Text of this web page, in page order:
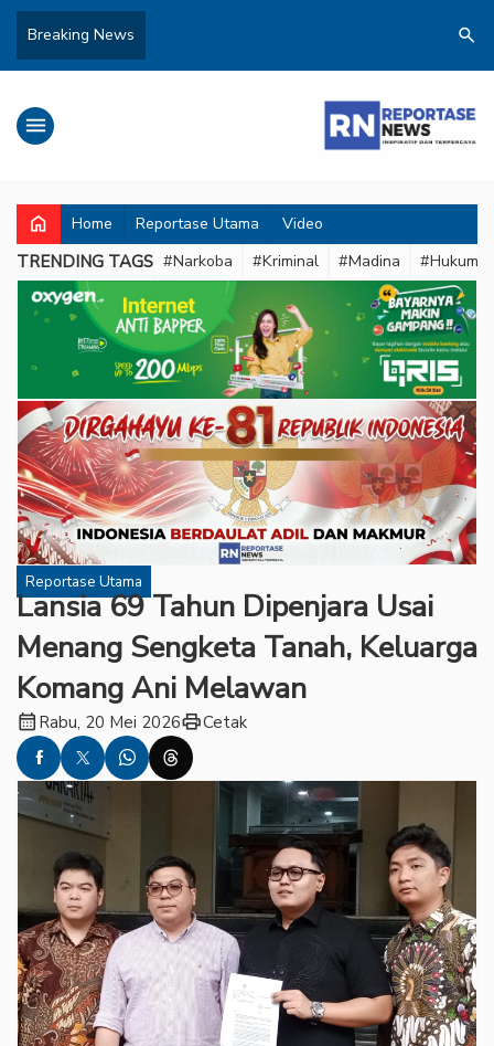
Breaking News search
menu
home Home Reportase Utama Video
TRENDING TAGS #Narkoba #Kriminal #Madina #Hukum
Reportase Utama
Lansia 69 Tahun Dipenjara Usai
Menang Sengketa Tanah, Keluarga
Komang Ani Melawan
calendar_month Rabu, 20 Mei 2026printCetak